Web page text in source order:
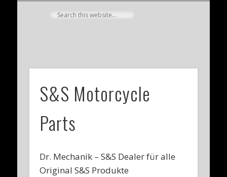
Dr. Mechanik
S&S Motorcycle
Parts
Dr. Mechanik – S&S Dealer für alle
Original S&S Produkte